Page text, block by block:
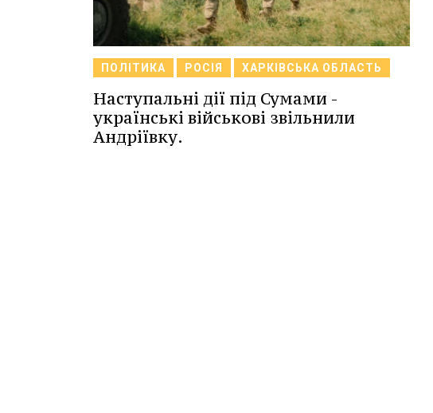
ПОЛІТИКА РОСІЯ ХАРКІВСЬКА ОБЛАСТЬ
Наступальні дії під Сумами -
українські військові звільнили
Андріївку.